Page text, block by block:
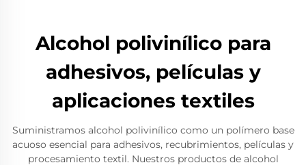
Alcohol polivinílico para
adhesivos, películas y
aplicaciones textiles
Suministramos alcohol polivinílico como un polímero base
acuoso esencial para adhesivos, recubrimientos, películas y
procesamiento textil. Nuestros productos de alcohol